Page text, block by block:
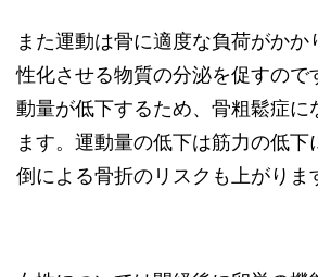
また運動は骨に適度な負荷がかか
性化させる物質の分泌を促すので
動量が低下するため、骨粗鬆症に
ます。運動量の低下は筋力の低下
倒による骨折のリスクも上がりま